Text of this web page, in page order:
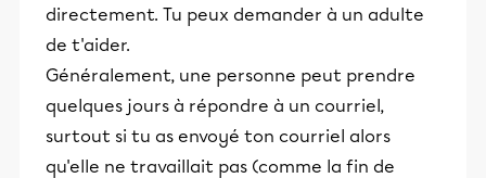
directement. Tu peux demander à un adulte
de t'aider.
Généralement, une personne peut prendre
quelques jours à répondre à un courriel,
surtout si tu as envoyé ton courriel alors
qu'elle ne travaillait pas (comme la fin de